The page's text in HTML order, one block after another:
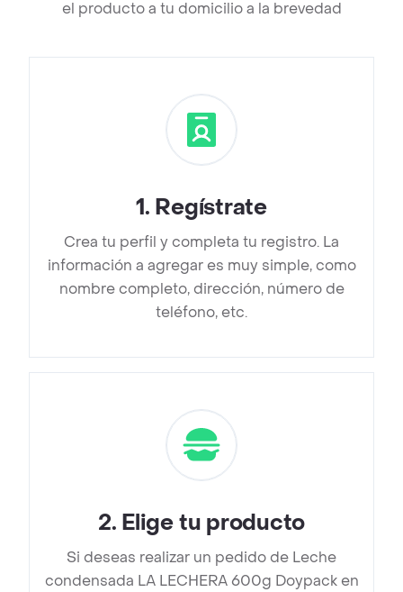
el producto a tu domicilio a la brevedad
1. Regístrate
Crea tu perfil y completa tu registro. La
información a agregar es muy simple, como
nombre completo, dirección, número de
teléfono, etc.
2. Elige tu producto
Si deseas realizar un pedido de Leche
condensada LA LECHERA 600g Doypack en